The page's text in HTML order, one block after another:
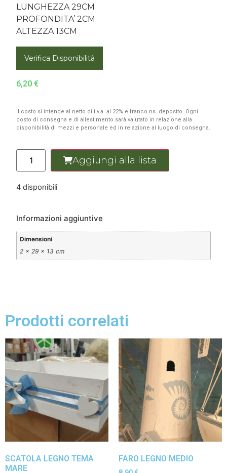
LUNGHEZZA 29CM
PROFONDITA’ 2CM
ALTEZZA 13CM
Verifica Disponibilità
6,20 €
Il costo si intende al netto di i.v.a. al 22% e franco ns. deposito. Ogni
costo di consegna e di allestimento sarà valutato in relazione alla
disponibilità di mezzi e personale ed in relazione al luogo di consegna.
Aggiungi alla lista
4 disponibili
Informazioni aggiuntive
Dimensioni
2 × 29 × 13 cm
Prodotti correlati
SCATOLA LEGNO TEMA
MARE
FARO LEGNO MEDIO